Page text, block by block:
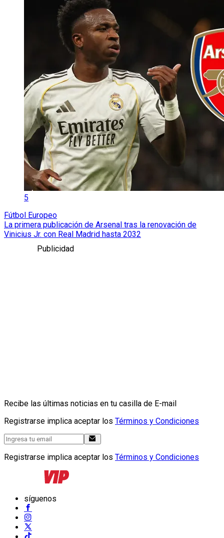
5
Fútbol Europeo
La primera publicación de Arsenal tras la renovación de
Vinicius Jr. con Real Madrid hasta 2032
Publicidad
Recibe las últimas noticias en tu casilla de E-mail
Registrarse implica aceptar los Términos y Condiciones
Registrarse implica aceptar los Términos y Condiciones
síguenos